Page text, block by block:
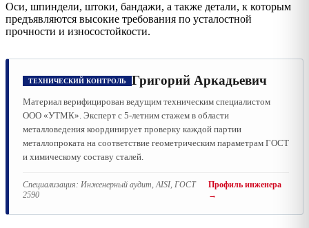
Оси, шпиндели, штоки, бандажи, а также детали, к которым
предъявляются высокие требования по усталостной
прочности и износостойкости.
ТЕХНИЧЕСКИЙ КОНТРОЛЬ Григорий Аркадьевич
Материал верифицирован ведущим техническим специалистом
ООО «УТМК». Эксперт с 5-летним стажем в области
металловедения координирует проверку каждой партии
металлопроката на соответствие геометрическим параметрам ГОСТ
и химическому составу сталей.
Специализация: Инженерный аудит, AISI, ГОСТ
2590
Профиль инженера
→